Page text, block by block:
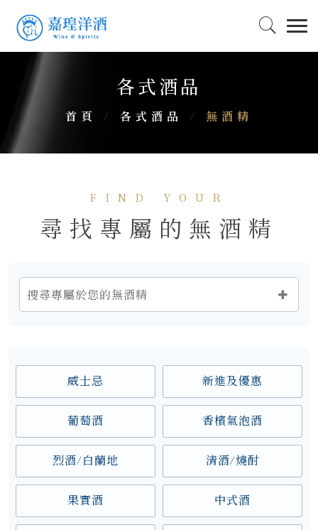
各式酒品
首頁 / 各式酒品 / 無酒精
FIND YOUR
尋找專屬的無酒精
威士忌 新進及優惠
葡萄酒 香檳氣泡酒
烈酒/白蘭地 清酒/燒酎
果實酒 中式酒
搜尋專屬於您的無酒精